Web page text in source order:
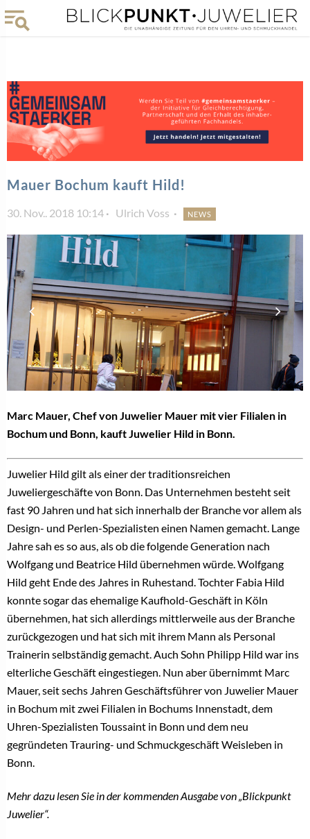
Mauer Bochum kauft Hild!
30. Nov.. 2018 10:14 Ulrich Voss NEWS
Marc Mauer, Chef von Juwelier Mauer mit vier Filialen in
Bochum und Bonn, kauft Juwelier Hild in Bonn.
Juwelier Hild gilt als einer der traditionsreichen
Juweliergeschäfte von Bonn. Das Unternehmen besteht seit
fast 90 Jahren und hat sich innerhalb der Branche vor allem als
Design- und Perlen-Spezialisten einen Namen gemacht. Lange
Jahre sah es so aus, als ob die folgende Generation nach
Wolfgang und Beatrice Hild übernehmen würde. Wolfgang
Hild geht Ende des Jahres in Ruhestand. Tochter Fabia Hild
konnte sogar das ehemalige Kaufhold-Geschäft in Köln
übernehmen, hat sich allerdings mittlerweile aus der Branche
zurückgezogen und hat sich mit ihrem Mann als Personal
Trainerin selbständig gemacht. Auch Sohn Philipp Hild war ins
elterliche Geschäft eingestiegen. Nun aber übernimmt Marc
Mauer, seit sechs Jahren Geschäftsführer von Juwelier Mauer
in Bochum mit zwei Filialen in Bochums Innenstadt, dem
Uhren-Spezialisten Toussaint in Bonn und dem neu
gegründeten Trauring- und Schmuckgeschäft Weisleben in
Bonn.
Mehr dazu lesen Sie in der kommenden Ausgabe von „Blickpunkt
Juwelier“.